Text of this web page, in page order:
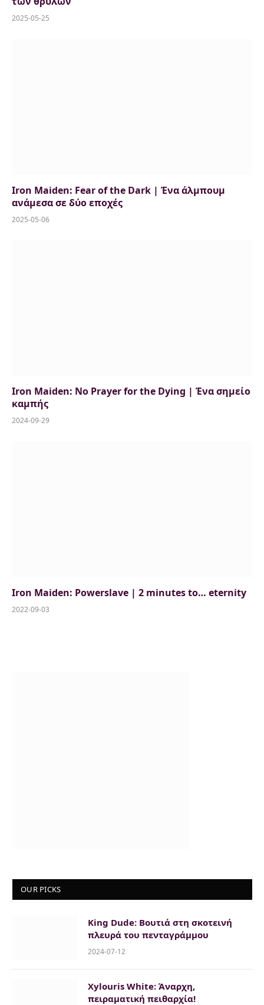
2025-05-25
Iron Maiden: Fear of the Dark | Ένα άλμπουμ
ανάμεσα σε δύο εποχές
2025-05-06
Iron Maiden: No Prayer for the Dying | Ένα σημείο
καμπής
2024-09-29
Iron Maiden: Powerslave | 2 minutes to… eternity
2022-09-03
OUR PICKS
King Dude: Bουτιά στη σκοτεινή
πλευρά του πενταγράμμου
2024-07-12
Xylouris White: Άναρχη,
πειραματική πειθαρχία!